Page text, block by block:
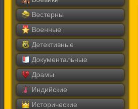
Вестерны
Военные
Детективные
Документальные
Драмы
Индийские
Исторические